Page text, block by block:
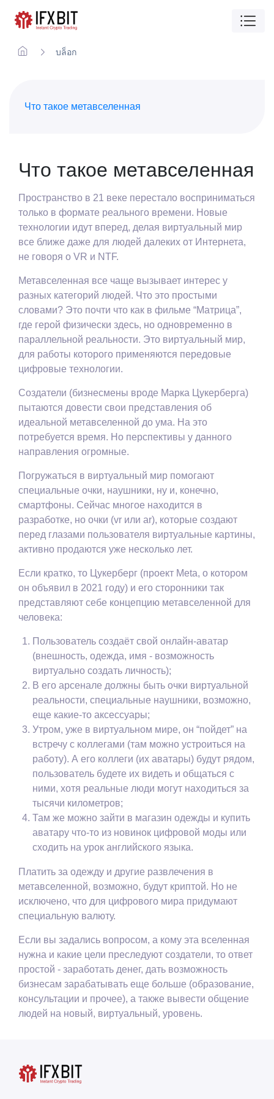
บล็อก
Что такое метавселенная
Что такое метавселенная
Пространство в 21 веке перестало восприниматься
только в формате реального времени. Новые
технологии идут вперед, делая виртуальный мир
все ближе даже для людей далеких от Интернета,
не говоря о VR и NTF.
Метавселенная все чаще вызывает интерес у
разных категорий людей. Что это простыми
словами? Это почти что как в фильме “Матрица”,
где герой физически здесь, но одновременно в
параллельной реальности. Это виртуальный мир,
для работы которого применяются передовые
цифровые технологии.
Создатели (бизнесмены вроде Марка Цукерберга)
пытаются довести свои представления об
идеальной метавселенной до ума. На это
потребуется время. Но перспективы у данного
направления огромные.
Погружаться в виртуальный мир помогают
специальные очки, наушники, ну и, конечно,
смартфоны. Сейчас многое находится в
разработке, но очки (vr или ar), которые создают
перед глазами пользователя виртуальные картины,
активно продаются уже несколько лет.
Если кратко, то Цукерберг (проект Meta, о котором
он объявил в 2021 году) и его сторонники так
представляют себе концепцию метавселенной для
человека:
Пользователь создаёт свой онлайн-аватар
(внешность, одежда, имя - возможность
виртуально создать личность);
В его арсенале должны быть очки виртуальной
реальности, специальные наушники, возможно,
еще какие-то аксессуары;
Утром, уже в виртуальном мире, он “пойдет” на
встречу с коллегами (там можно устроиться на
работу). А его коллеги (их аватары) будут рядом,
пользователь будете их видеть и общаться с
ними, хотя реальные люди могут находиться за
тысячи километров;
Там же можно зайти в магазин одежды и купить
аватару что-то из новинок цифровой моды или
сходить на урок английского языка.
Платить за одежду и другие развлечения в
метавселенной, возможно, будут криптой. Но не
исключено, что для цифрового мира придумают
специальную валюту.
Если вы задались вопросом, а кому эта вселенная
нужна и какие цели преследуют создатели, то ответ
простой - заработать денег, дать возможность
бизнесам зарабатывать еще больше (образование,
консультации и прочее), а также вывести общение
людей на новый, виртуальный, уровень.